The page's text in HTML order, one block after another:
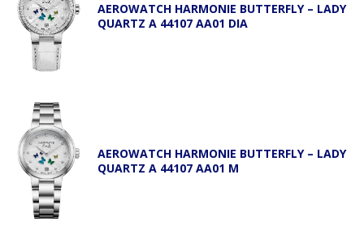
AEROWATCH HARMONIE BUTTERFLY – LADY
QUARTZ A 44107 AA01 DIA
AEROWATCH HARMONIE BUTTERFLY – LADY
QUARTZ A 44107 AA01 M